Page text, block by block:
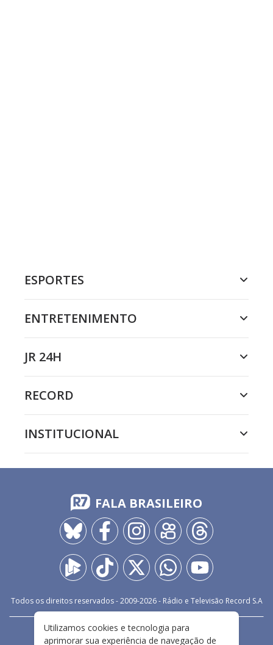
ESPORTES
ENTRETENIMENTO
JR 24H
RECORD
INSTITUCIONAL
FALA BRASILEIRO
Todos os direitos reservados - 2009-2026- Rádio e Televisão Record S.A
FALE CONOSCO
PRIVACIDADE
Utilizamos cookies e tecnologia para
aprimorar sua experiência de navegação de